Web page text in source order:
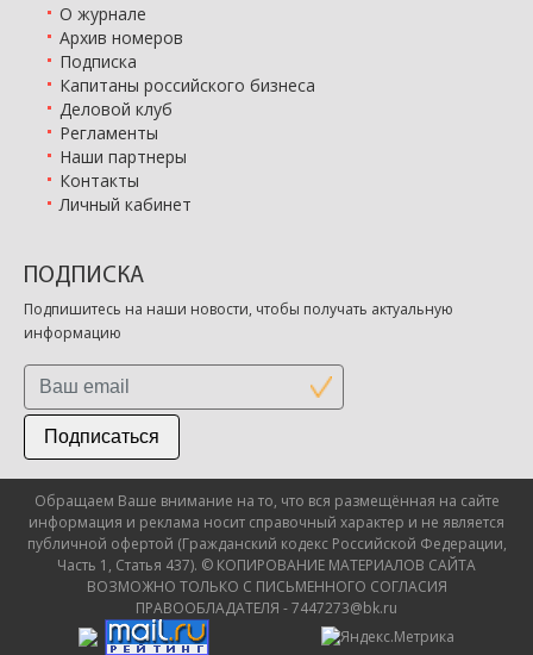
О журнале
Архив номеров
Подписка
Капитаны российского бизнеса
Деловой клуб
Регламенты
Наши партнеры
Контакты
Личный кабинет
ПОДПИСКА
Подпишитесь на наши новости, чтобы получать актуальную
информацию
Подписаться
Обращаем Ваше внимание на то, что вся размещённая на сайте
информация и реклама носит справочный характер и не является
публичной офертой (Гражданский кодекс Российской Федерации,
Часть 1, Статья 437). © КОПИРОВАНИЕ МАТЕРИАЛОВ САЙТА
ВОЗМОЖНО ТОЛЬКО С ПИСЬМЕННОГО СОГЛАСИЯ
ПРАВООБЛАДАТЕЛЯ - 7447273@bk.ru